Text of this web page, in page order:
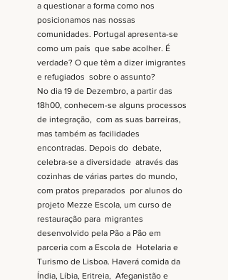
a questionar a forma como nos
posicionamos nas nossas
comunidades. Portugal apresenta-se
como um país  que sabe acolher. É
verdade? O que têm a dizer imigrantes
e refugiados  sobre o assunto?
No dia 19 de Dezembro, a partir das
18h00, conhecem-se alguns processos
de integração,  com as suas barreiras,
mas também as facilidades
encontradas. Depois do  debate,
celebra-se a diversidade  através das
cozinhas de várias partes do mundo,
com pratos preparados  por alunos do
projeto Mezze Escola, um curso de
restauração para  migrantes
desenvolvido pela Pão a Pão em
parceria com a Escola de  Hotelaria e
Turismo de Lisboa. Haverá comida da
Índia, Líbia, Eritreia,  Afeganistão e